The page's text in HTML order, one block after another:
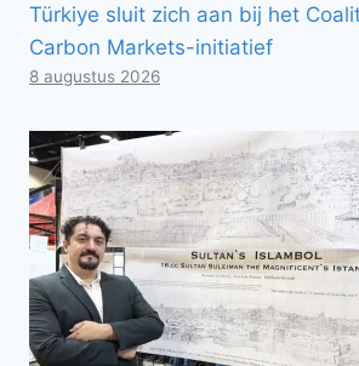
Türkiye sluit zich aan bij het
Carbon Markets-initiatief
8 augustus 2026